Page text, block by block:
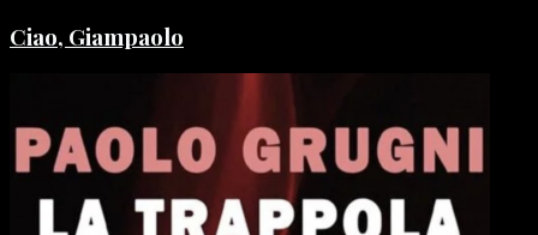
Ciao, Giampaolo